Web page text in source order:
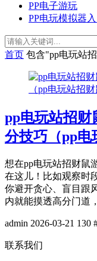
PP电子游玩
PP电玩模拟器
首页 包含"pp电玩站
pp电玩站招财
分技巧（pp电
想在pp电玩站招财鼠
在这儿！比如观察时
你避开贪心、盲目跟
内就能摸透高分门道
admin 2026-03-21 130
联系我们